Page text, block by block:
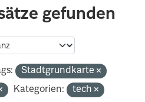
gefunden
Stadtgrundkarte
Kategorien:
tech